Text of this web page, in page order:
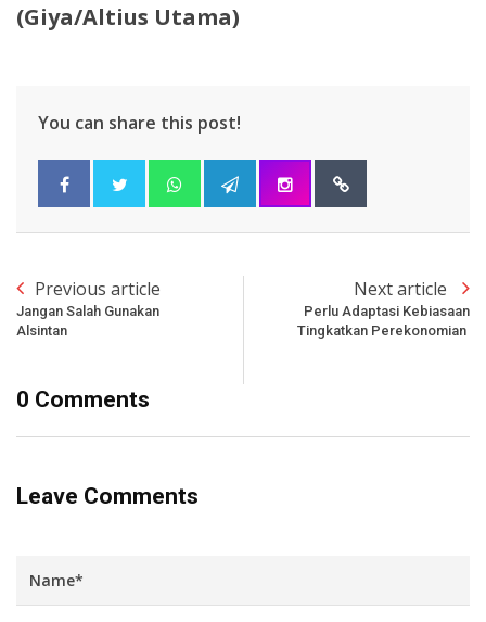
(Giya/Altius Utama)
You can share this post!
Previous article
Jangan Salah Gunakan
Alsintan
Next article
Perlu Adaptasi Kebiasaan
Tingkatkan Perekonomian
0 Comments
Leave Comments